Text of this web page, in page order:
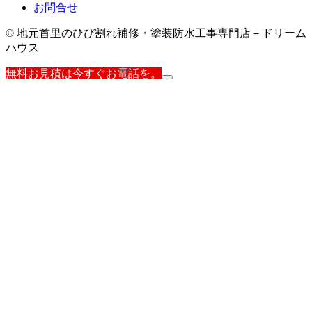
お問合せ
© 地元首里のひび割れ補修・塗装防水工事専門店－ドリーム
ハウス
無料お見積は今すぐお電話を。